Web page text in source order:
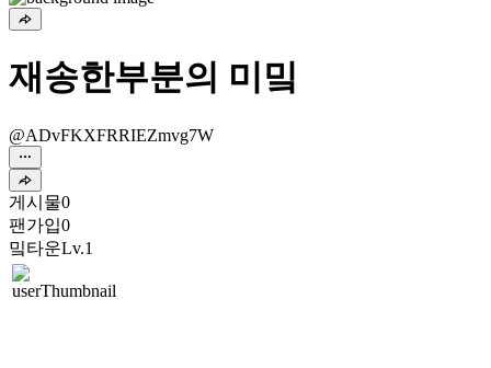
재송한부분의 미밐
@ADvFKXFRRIEZmvg7W
게시물0
팬가입0
밐타운Lv.1